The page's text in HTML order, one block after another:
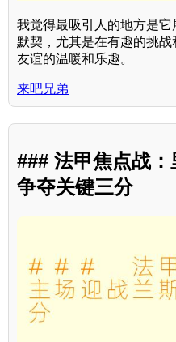
我觉得最吸引人的地方是
默契，尤其是在有趣的挑
友谊的温暖和乐趣。
来吧兄弟
### 法甲焦点战：
争夺关键三分